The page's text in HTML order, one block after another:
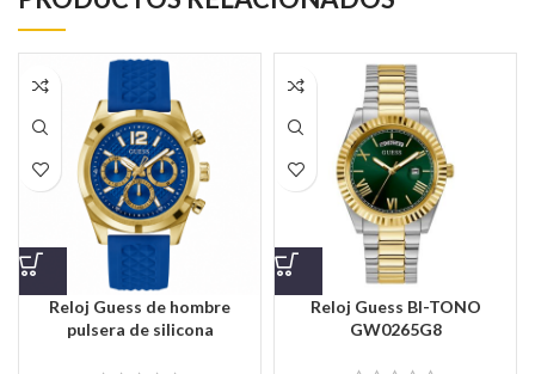
Reloj Guess de hombre
pulsera de silicona
Reloj Guess BI-TONO
GW0265G8